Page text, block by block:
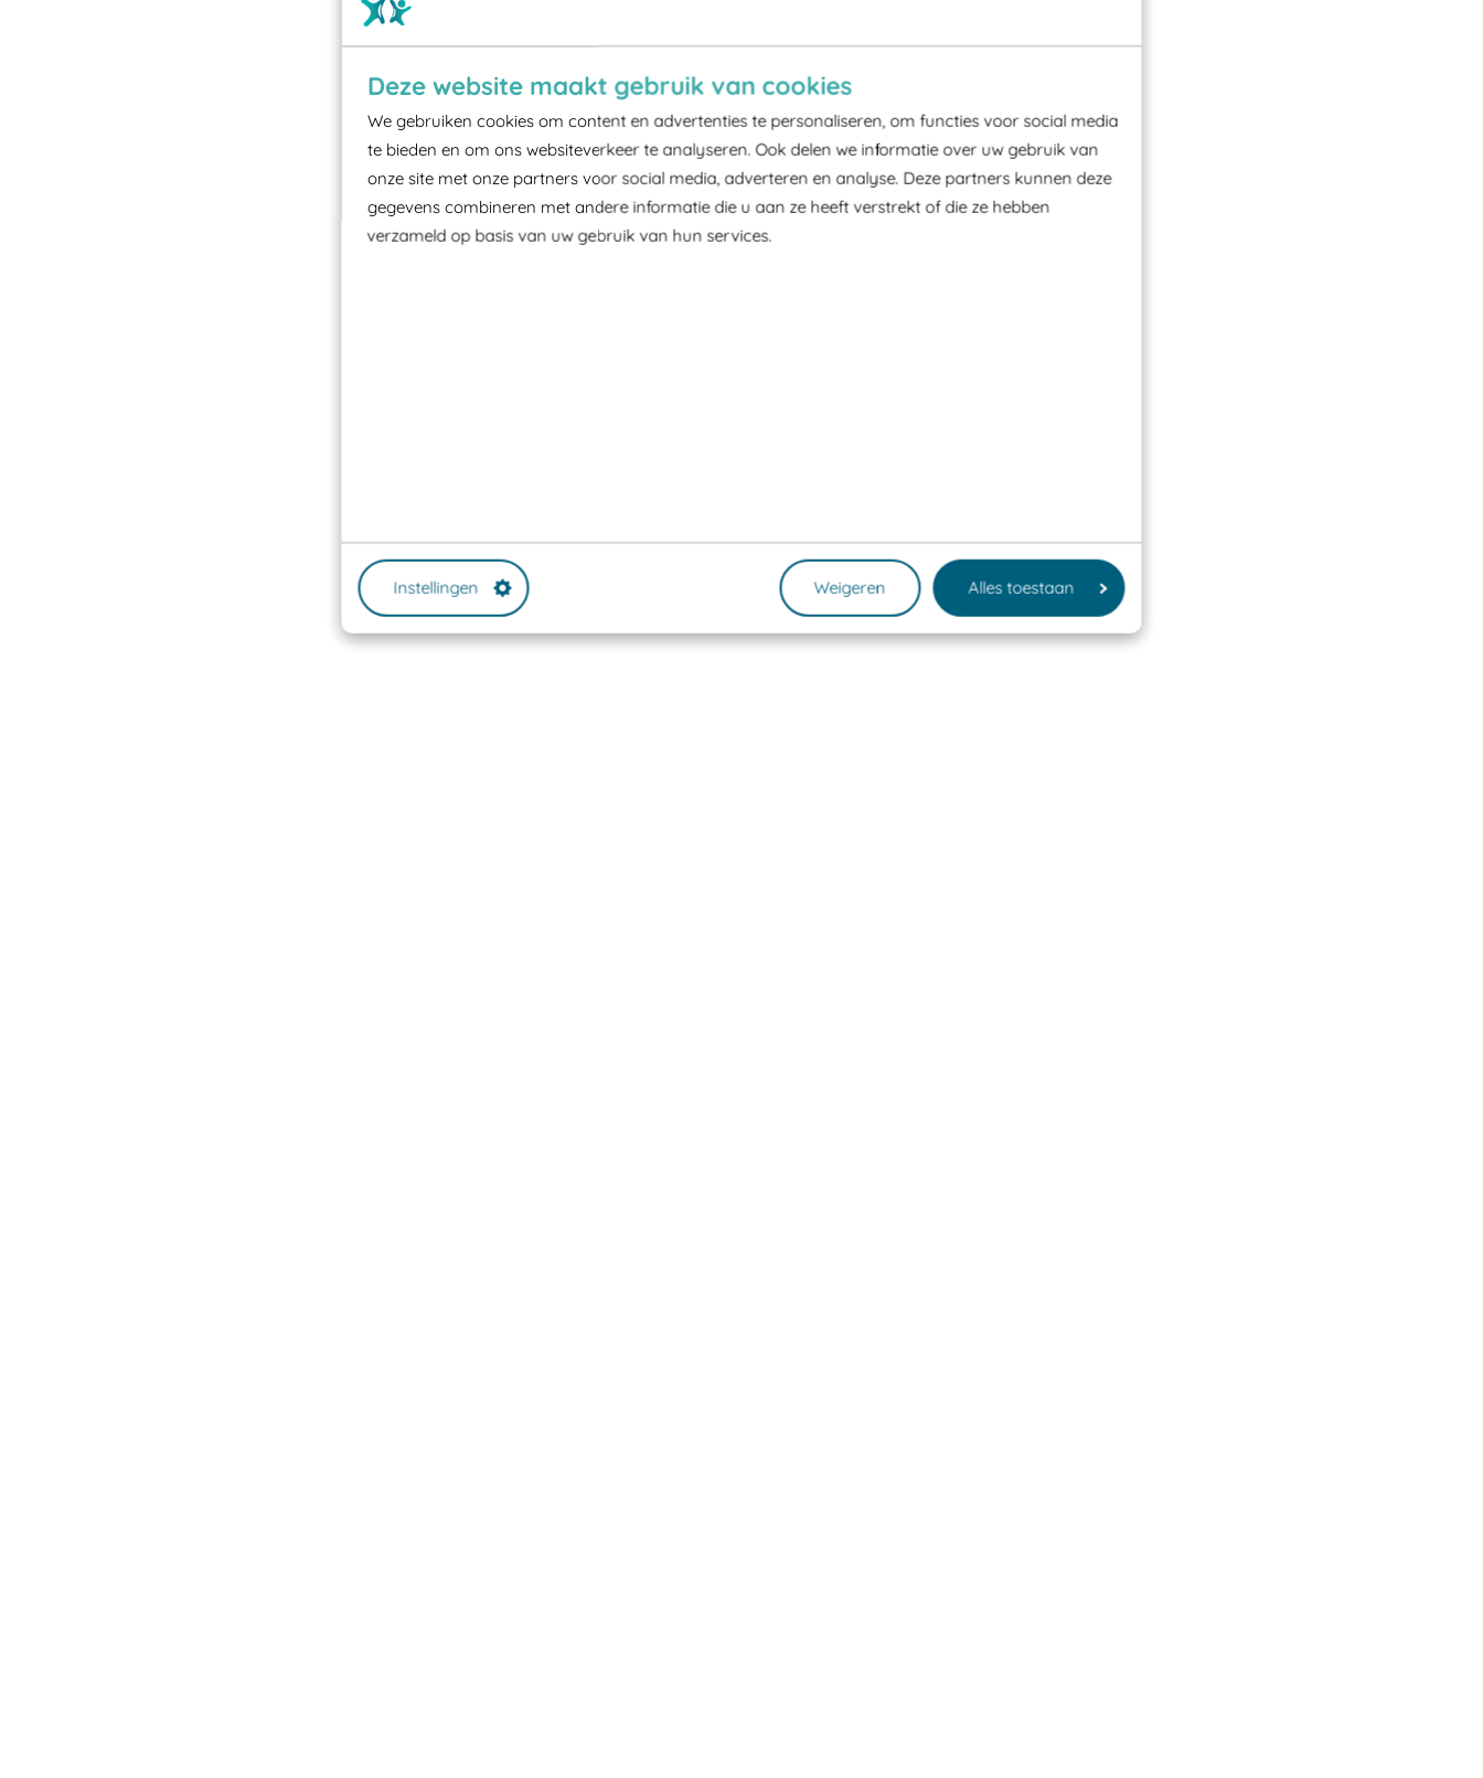
Deze website maakt gebruik van cookies
We gebruiken cookies om content en advertenties te personaliseren, om functies voor social media
te bieden en om ons websiteverkeer te analyseren. Ook delen we informatie over uw gebruik van
onze site met onze partners voor social media, adverteren en analyse. Deze partners kunnen deze
gegevens combineren met andere informatie die u aan ze heeft verstrekt of die ze hebben
verzameld op basis van uw gebruik van hun services.
Instellingen Weigeren Alles toestaan